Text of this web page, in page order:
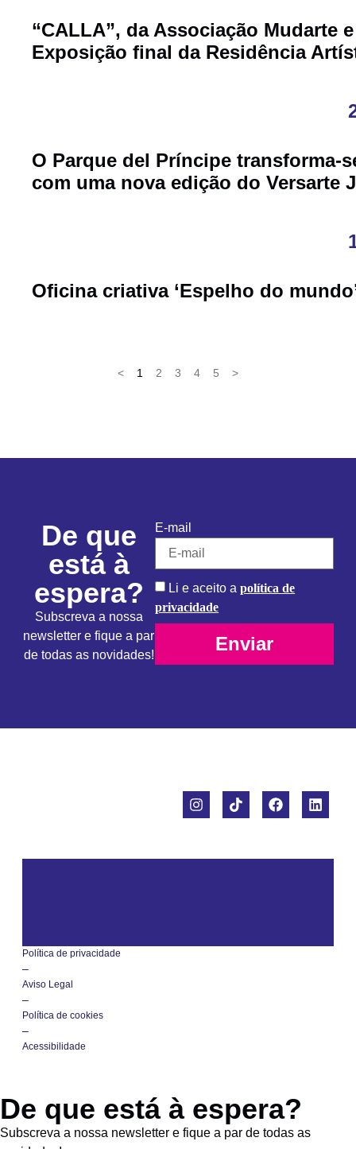
“CALLA”, da Associação Mudarte
Exposição final da Residência
O Parque del Príncipe
com uma nova edição do Versarte
Oficina criativa ‘Espelho do
< 1 2 3 4 5 >
De que
está à
espera?
Subscreva a nossa
newsletter e fique a par
de todas as novidades!
E-mail
Li e aceito apolítica de
privacidade
Enviar
Política de privacidade
–
Aviso Legal
–
Política de cookies
–
Acessibilidade
De que está à espera?
Subscreva a nossa newsletter e fique a par de todas as